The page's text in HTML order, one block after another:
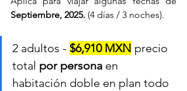
Septiembre, 2025. (4 días / 3 noches).
2 adultos - $6,910 MXN precio
total por persona en
habitación doble en plan todo